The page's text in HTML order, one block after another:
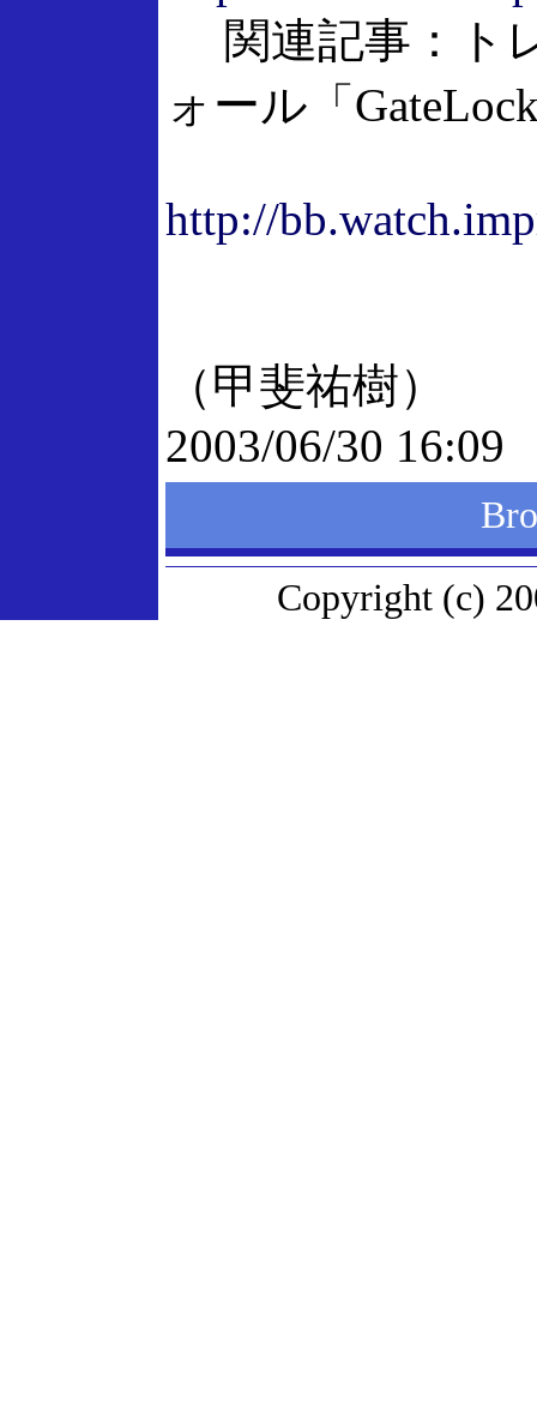
関連記事：ト
ォール「
http://
（甲斐祐樹）
2003/06/30 16:09
Copyright (c)